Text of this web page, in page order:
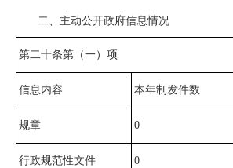
二、主动公开政府信息情况
第二十条第（一）项
信息内容 本年制发件数
规章 0
行政规范性文件 0